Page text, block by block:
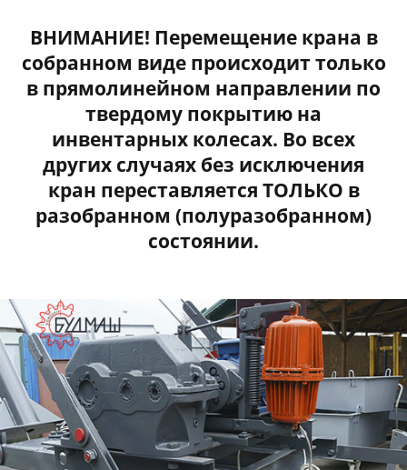
ВНИМАНИЕ! Перемещение крана в
собранном виде происходит только
в прямолинейном направлении по
твердому покрытию на
инвентарных колесах. Во всех
других случаях без исключения
кран переставляется ТОЛЬКО в
разобранном (полуразобранном)
состоянии.